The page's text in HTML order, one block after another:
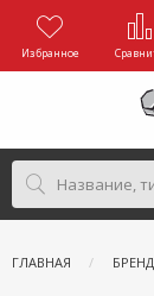
Избранное
ГЛАВНАЯ